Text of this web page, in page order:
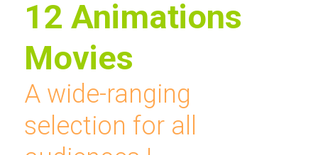
12 Animations
Movies
A wide-ranging
selection for all